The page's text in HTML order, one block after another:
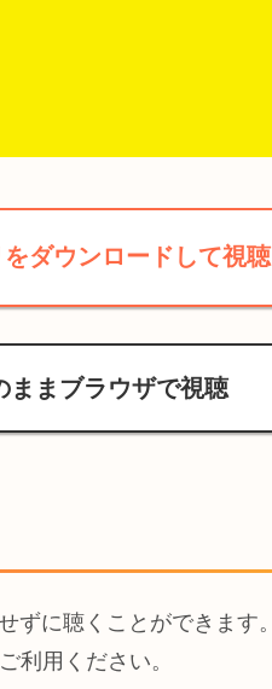
をダウンロードして視聴
ままブラウザで視聴
ずに聴くことができます。
利用ください。